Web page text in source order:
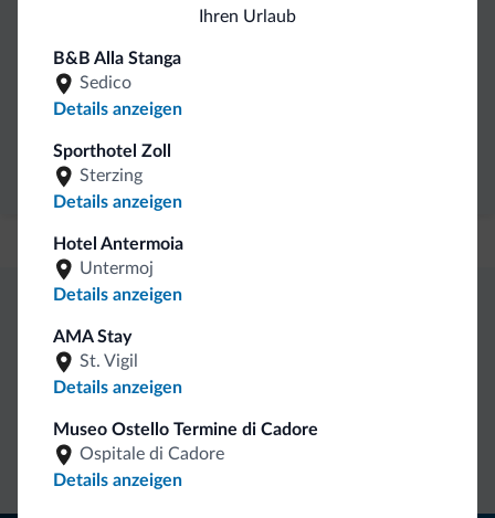
Ich ermächtige DESTINATION S.r.l. meine Daten in
Übereinstimmung mit den geltenden Vorschriften für den
Verarbeitung personenbezogener Daten
Ihren Urlaub
B&B Alla Stanga
Sedico
Details anzeigen
Sporthotel Zoll
Sterzing
Details anzeigen
Hotel Antermoia
Untermoj
Details anzeigen
AMA Stay
St. Vigil
Details anzeigen
Museo Ostello Termine di Cadore
Ospitale di Cadore
Details anzeigen
Exklusive Vorteile von Dolomiti.it
Direkter
Kontakt
Preise